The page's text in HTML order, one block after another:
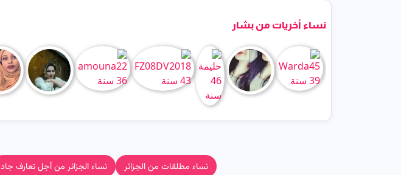
نساء أخريات من بشار
نساء مطلقات من الجزائر نساء الجزائر من أجل تعارف جاد